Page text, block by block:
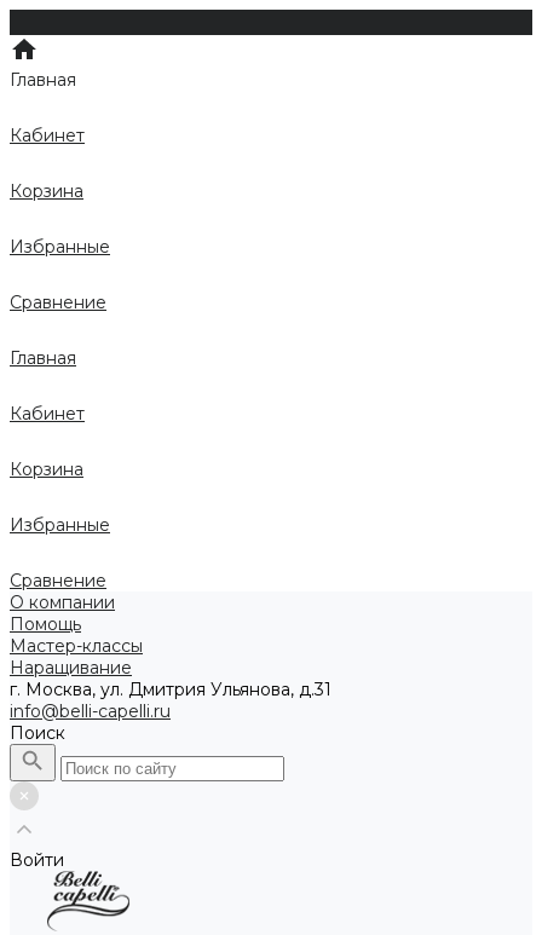
Главная
Кабинет
Корзина
Избранные
Сравнение
Главная
Кабинет
Корзина
Избранные
Сравнение
О компании
Помощь
Мастер-классы
Наращивание
г. Москва, ул. Дмитрия Ульянова, д.31
info@belli-capelli.ru
Поиск
Войти